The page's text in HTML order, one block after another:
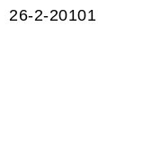
26-2-20101